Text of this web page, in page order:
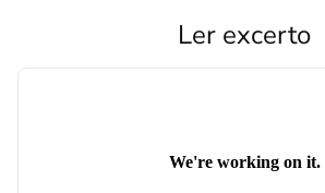
Ler excerto